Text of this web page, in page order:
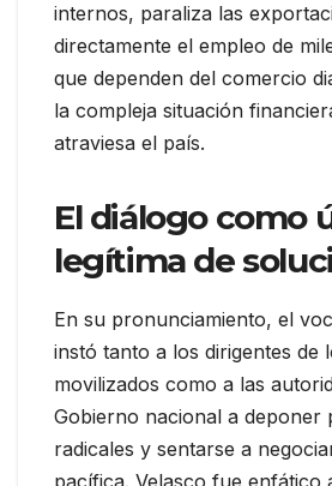
internos, paraliza las
directamente el empleo de
que dependen del comercio
la compleja situación
atraviesa el país.
El diálogo como
legítima de
En su pronunciamiento, el
instó tanto a los dirigentes de
movilizados como a las
Gobierno nacional a deponer
radicales y sentarse a